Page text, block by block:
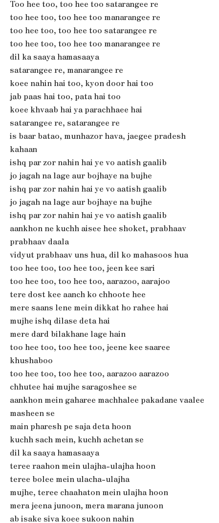
Too hee too, too hee too satarangee re
too hee too, too hee too manarangee re
too hee too, too hee too satarangee re
too hee too, too hee too manarangee re
dil ka saaya hamasaaya
satarangee re, manarangee re
koee nahin hai too, kyon door hai too
jab paas hai too, pata hai too
koee khvaab hai ya parachhaee hai
satarangee re, satarangee re
is baar batao, munhazor hava, jaegee pradesh
kahaan
ishq par zor nahin hai ye vo aatish gaalib
jo jagah na lage aur bojhaye na bujhe
ishq par zor nahin hai ye vo aatish gaalib
jo jagah na lage aur bojhaye na bujhe
ishq par zor nahin hai ye vo aatish gaalib
aankhon ne kuchh aisee hee shoket, prabhaav
prabhaav daala
vidyut prabhaav uns hua, dil ko mahasoos hua
too hee too, too hee too, jeen kee sari
too hee too, too hee too, aarazoo, aarajoo
tere dost kee aanch ko chhoote hee
mere saans lene mein dikkat ho rahee hai
mujhe ishq dilase deta hai
mere dard bilakhane lage hain
too hee too, too hee too, jeene kee saaree
khushaboo
too hee too, too hee too, aarazoo aarazoo
chhutee hai mujhe saragoshee se
aankhon mein gaharee machhalee pakadane vaalee
masheen se
main pharesh pe saja deta hoon
kuchh sach mein, kuchh achetan se
dil ka saaya hamasaaya
teree raahon mein ulajha-ulajha hoon
teree bolee mein ulacha-ulajha
mujhe, teree chaahaton mein ulajha hoon
mera jeena junoon, mera marana junoon
ab isake siva koee sukoon nahin